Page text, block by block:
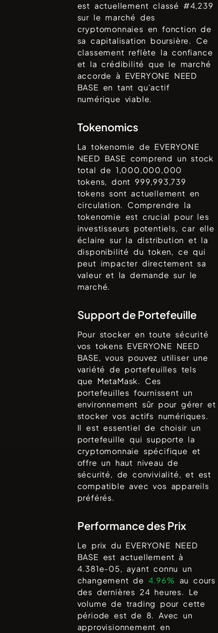
est actuellement classé #4,239
sur le marché des
cryptomonnaies en fonction de
sa capitalisation boursière. Ce
classement reflète la confiance
et la crédibilité que le marché
accorde à EVERYONE NEED
BASE en tant qu'actif
numérique viable.
Tokenomics
La tokenomie de EVERYONE
NEED BASE comprend un stock
total de 1,000,000,000
tokens, dont 999,993,739
tokens sont actuellement en
circulation. Comprendre la
tokenomie est crucial pour les
investisseurs potentiels, car elle
éclaire sur la distribution et la
disponibilité du token, ce qui
peut impacter directement sa
valeur et la demande sur le
marché.
Support de Portefeuille
Pour stocker en toute sécurité
vos tokens EVERYONE NEED
BASE, vous pouvez utiliser une
variété de portefeuilles tels
que MetaMask. Ces
portefeuilles fournissent un
environnement sûr pour gérer et
stocker vos actifs numériques.
Il est essentiel de choisir un
portefeuille qui supporte la
cryptomonnaie spécifique et
offre un haut niveau de
sécurité, de convivialité, et est
compatible avec vos appareils
préférés.
Performance des Prix
Le prix du EVERYONE NEED
BASE est actuellement à
4.381e-05, ayant connu un
changement de 4.96% au cours
des dernières 24 heures. Le
volume de trading pour cette
période est de 8. Avec un
approvisionnement en